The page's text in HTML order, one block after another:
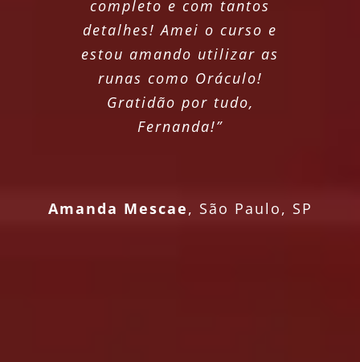
completo e com tantos
detalhes! Amei o curso e
estou amando utilizar as
runas como Oráculo!
Gratidão por tudo,
Fernanda!”
Amanda Mescae, São Paulo, SP